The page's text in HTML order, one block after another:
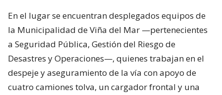
En el lugar se encuentran desplegados equipos de
la Municipalidad de Viña del Mar —pertenecientes
a Seguridad Pública, Gestión del Riesgo de
Desastres y Operaciones—, quienes trabajan en el
despeje y aseguramiento de la vía con apoyo de
cuatro camiones tolva, un cargador frontal y una